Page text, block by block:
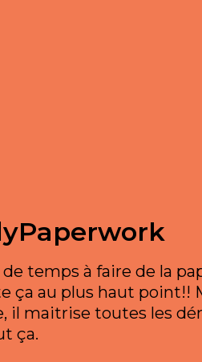
temps à faire de la
ça au plus haut point!!
il maitrise toutes les
ça.